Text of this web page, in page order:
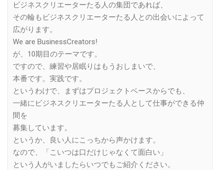
ビジネスクリエーターたる人の集団であれば、
その輪もビジネスクリエーターたる人との出会いによって
広がります。
We are BusinessCreators!
が、10期目のテーマです。
ですので、練習や居眠りはもうおしまいで、
本番です。実践です。
というわけで、まずはプロジェクトベースからでも、
一緒にビジネスクリエーターたる人として仕事ができる仲
間を
募集しています。
というか、良い人にこっちから声かけます。
なので、「こいつは口だけじゃなくて面白い」
という人がいましたらいつでもご紹介ください。